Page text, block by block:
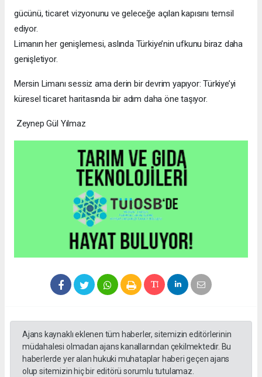
gücünü, ticaret vizyonunu ve geleceğe açılan kapısını temsil
ediyor.
Limanın her genişlemesi, aslında Türkiye’nin ufkunu biraz daha
genişletiyor.
Mersin Limanı sessiz ama derin bir devrim yapıyor: Türkiye’yi
küresel ticaret haritasında bir adım daha öne taşıyor.
Zeynep Gül Yılmaz
Ajans kaynaklı eklenen tüm haberler, sitemizin editörlerinin
müdahalesi olmadan ajans kanallarından çekilmektedir. Bu
haberlerde yer alan hukuki muhataplar haberi geçen ajans
olup sitemizin hiç bir editörü sorumlu tutulamaz.